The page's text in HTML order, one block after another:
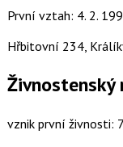
První vztah: 4. 2.
Hřbitovní 234,
vznik první živnosti: